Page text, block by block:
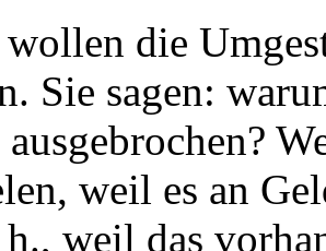
die
Sie sagen:
weil es an
weil das